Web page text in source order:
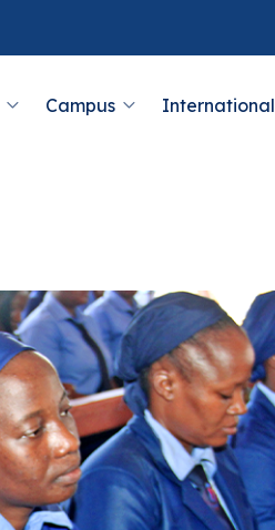
Campus International